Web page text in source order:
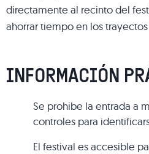
directamente al recinto del
ahorrar tiempo en los
INFORMACIÓN
Se prohibe la entrada a
controles para
El festival es accesible